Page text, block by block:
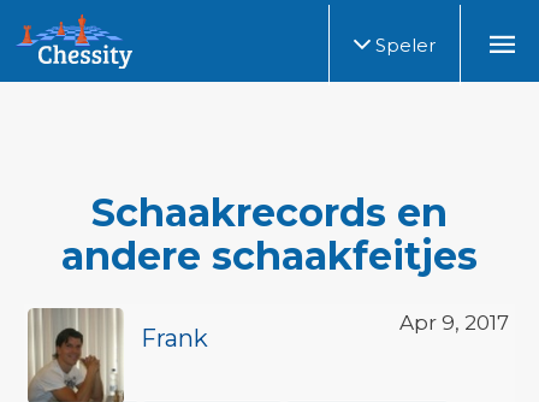
Speler
Schaakrecords en
andere schaakfeitjes
Apr 9, 2017
Frank